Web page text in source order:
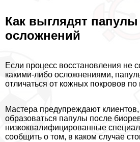
Как выглядят папулы
осложнений
Если процесс восстановления не
какими-либо осложнениями,
отличаться от кожных покровов по
Мастера предупреждают клиентов,
образоваться папулы после
низкоквалифицированные
сообщить о том, в каком случае